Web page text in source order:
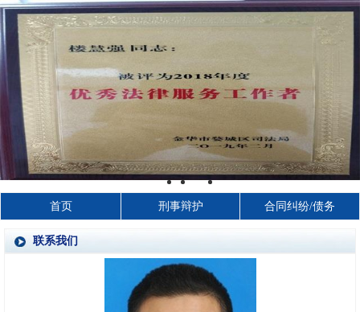
首页 刑事辩护 合同纠纷/债务
联系我们